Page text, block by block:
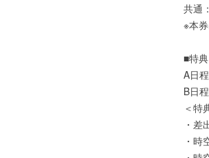
共通
※本
■特
A日
B日
＜特
・差
・時